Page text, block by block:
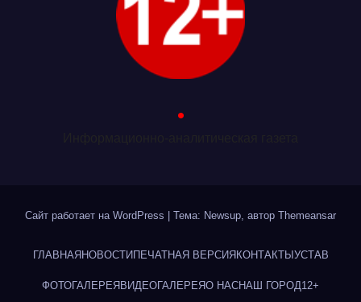
.
Сайт работает на WordPress Тема: Newsup, автор Themeansar
ГЛАВНАЯНОВОСТИПЕЧАТНАЯ ВЕРСИЯКОНТАКТЫУСТАВ
ФОТОГАЛЕРЕЯ ВИДЕОГАЛЕРЕЯО НАСНАШ ГОРОД12+